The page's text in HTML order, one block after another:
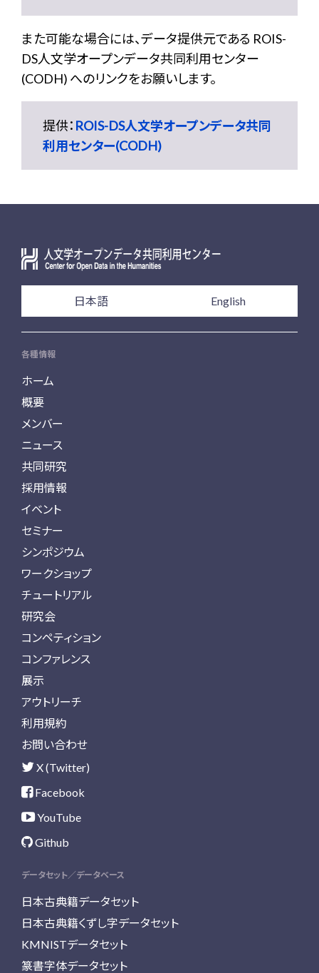
また可能な場合には、データ提供元である ROIS-
DS人文学オープンデータ共同利用センター
(CODH) へのリンクをお願いします。
提供： ROIS-DS人文学オープンデータ共同
利用センター(CODH)
日本語 English
各種情報
ホーム
概要
メンバー
ニュース
共同研究
採用情報
イベント
セミナー
シンポジウム
ワークショップ
チュートリアル
研究会
コンペティション
コンファレンス
展示
アウトリーチ
利用規約
お問い合わせ
X (Twitter)
Facebook
YouTube
Github
データセット／データベース
日本古典籍データセット
日本古典籍くずし字データセット
KMNISTデータセット
篆書字体データセット